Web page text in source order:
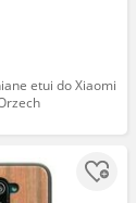
etui do Xiaomi